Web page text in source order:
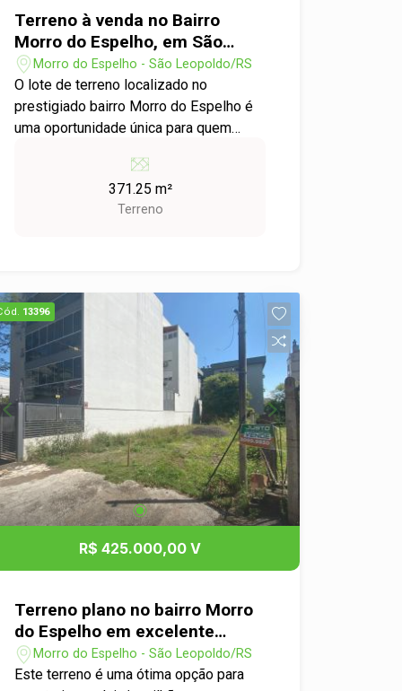
Terreno à venda no Bairro
Morro do Espelho, em São
Leopoldo
Morro do Espelho - São Leopoldo/RS
O lote de terreno localizado no
prestigiado bairro Morro do Espelho é
uma oportunidade única para quem
privilegiada. Com uma área total de
371,25m², este terreno apresenta 11,25
metros de frente para o sul,
oferece uma qualidade de vida
excepcional, com fácil acesso a
comodidades como escolas, lojas de
luxo e restaurantes sofisticados. Além
disso, a tranquilidade e a beleza natural
do entorno tornam este lote uma
escolha ideal para aqueles que
valorizam o equilíbrio entre urbanidade
e natureza. Não perca a oportunidade
de investir neste terreno único e
transformar seus planos em realidade
em um dos bairros mais desejados da
371.25 m²
Terreno
13396
R$ 425.000,00 V
Terreno plano no bairro Morro
do Espelho em excelente
localização
Morro do Espelho - São Leopoldo/RS
Este terreno é uma ótima opção para